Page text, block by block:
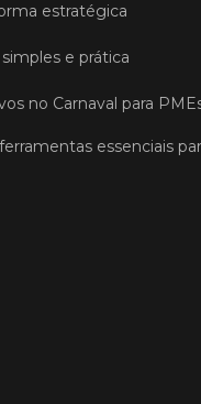
estratégica
e prática
no Carnaval para
essenciais